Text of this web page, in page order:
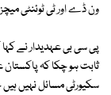
ون ڈے اور ٹی ٹوئنٹی
پی سی بی عہدیدار نے
ثابت ہو چکا کہ
سکیورٹی مسائل نہیں